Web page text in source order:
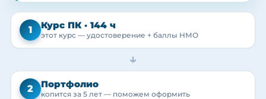
1 Курс ПК · 144 ч
этот курс — удостоверение + баллы НМО
→
2 Портфолио
копится за 5 лет — поможем оформить